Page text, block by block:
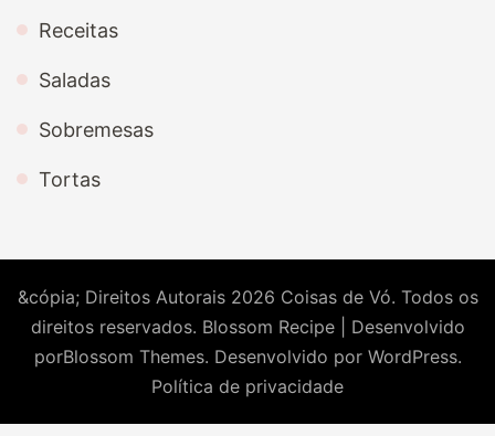
Receitas
Saladas
Sobremesas
Tortas
&cópia; Direitos Autorais 2026 Coisas de Vó. Todos os
direitos reservados. Blossom Recipe | Desenvolvido
porBlossom Themes. Desenvolvido por WordPress.
Política de privacidade